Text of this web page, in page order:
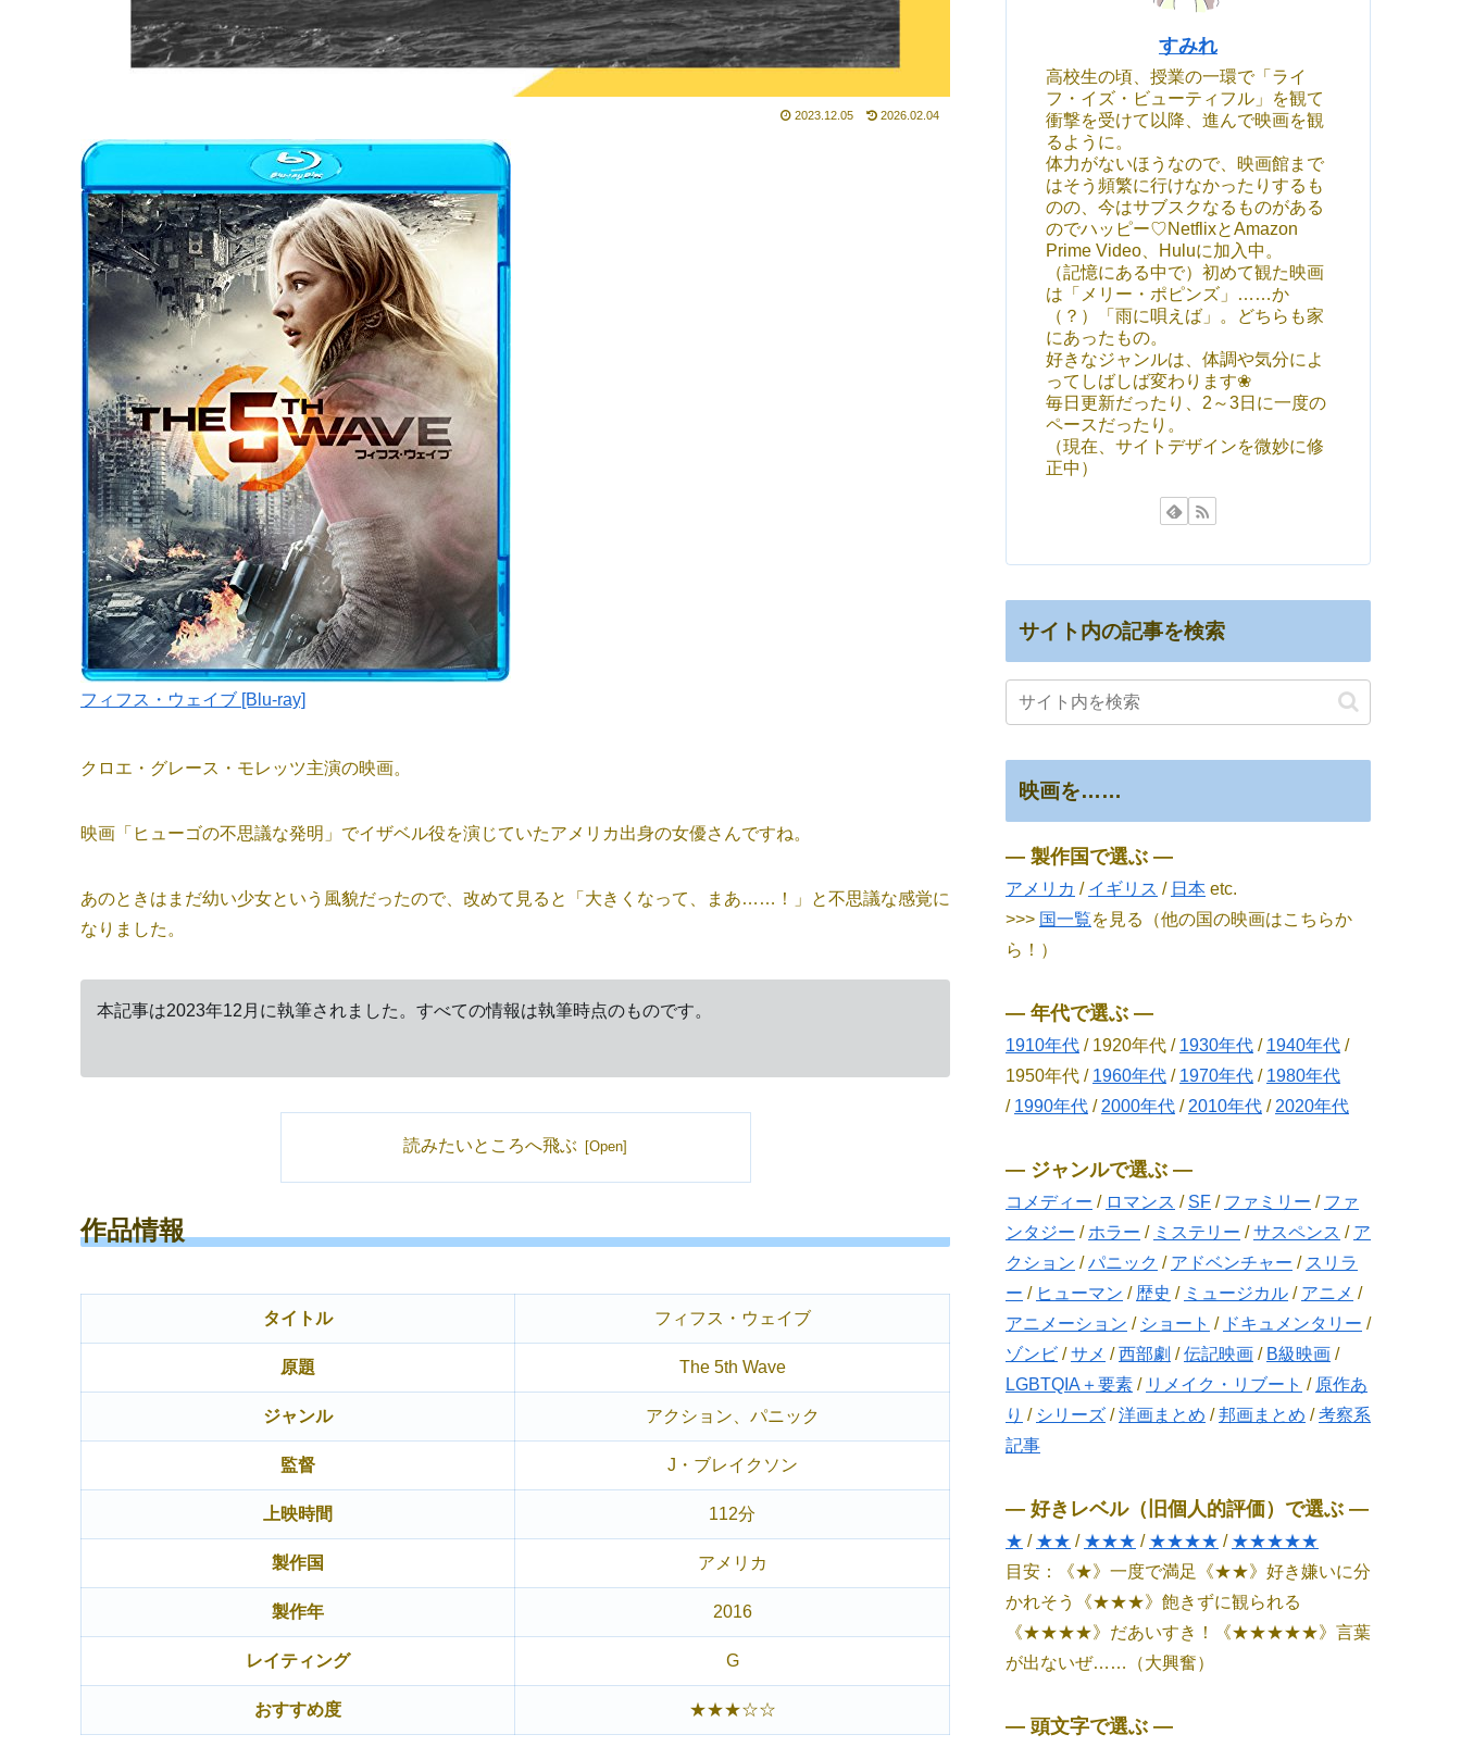
2023.12.05 2026.02.04
フィフス・ウェイブ [Blu-ray]
クロエ・グレース・モレッツ主演の映画。
映画「ヒューゴの不思議な発明」でイザベル役を演じていたアメリカ出身の女優さんですね。
あのときはまだ幼い少女という風貌だったので、改めて見ると「大きくなって、まあ……！」と不思議な感覚に
なりました。
本記事は2023年12月に執筆されました。すべての情報は執筆時点のものです。
読みたいところへ飛ぶ
作品情報
タイトル フィフス・ウェイブ
原題 The 5th Wave
ジャンル アクション、パニック
監督 J・ブレイクソン
上映時間 112分
製作国 アメリカ
製作年 2016
レイティング G
おすすめ度 ★★★☆☆
すみれ
高校生の頃、授業の一環で「ライ
フ・イズ・ビューティフル」を観て
衝撃を受けて以降、進んで映画を観
るように。
体力がないほうなので、映画館まで
はそう頻繁に行けなかったりするも
のの、今はサブスクなるものがある
のでハッピー♡NetflixとAmazon
Prime Video、Huluに加入中。
（記憶にある中で）初めて観た映画
は「メリー・ポピンズ」……か
（？）「雨に唄えば」。どちらも家
にあったもの。
好きなジャンルは、体調や気分によ
ってしばしば変わります❀
毎日更新だったり、2～3日に一度の
ペースだったり。
（現在、サイトデザインを微妙に修
正中）
サイト内の記事を検索
映画を……
― 製作国で選ぶ ―
アメリカ / イギリス / 日本 etc.
>>> 国一覧を見る（他の国の映画はこちらか
ら！）
― 年代で選ぶ ―
1910年代 / 1920年代 / 1930年代 / 1940年代 /
1950年代 / 1960年代 / 1970年代 / 1980年代
/ 1990年代 / 2000年代 / 2010年代 / 2020年代
― ジャンルで選ぶ ―
コメディー / ロマンス / SF / ファミリー / ファ
ンタジー / ホラー / ミステリー /サスペンス / ア
クション /パニック / アドベンチャー / スリラ
ー / ヒューマン / 歴史 / ミュージカル / アニメ /
アニメーション / ショート / ドキュメンタリー /
ゾンビ /サメ /西部劇 /伝記映画 / B級映画 /
LGBTQIA＋要素 / リメイク・リブート / 原作あ
り / シリーズ /洋画まとめ /邦画まとめ /考察系
記事
― 好きレベル（旧個人的評価）で選ぶ ―
★ / ★★ / ★★★ / ★★★★ / ★★★★★
目安：《★》一度で満足《★★》好き嫌いに分
かれそう《★★★》飽きずに観られる
《★★★★》だあいすき！《★★★★★》言葉
が出ないぜ……（大興奮）
― 頭文字で選ぶ ―